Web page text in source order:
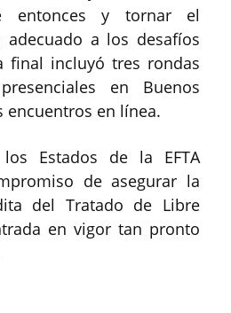
entonces y tornar el
a los desafíos
final incluyó tres rondas
en Buenos
encuentros en línea.
los Estados de la EFTA
de asegurar la
del Tratado de Libre
en vigor tan pronto